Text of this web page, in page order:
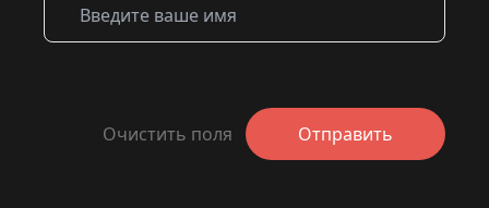
Очистить поля Отправить